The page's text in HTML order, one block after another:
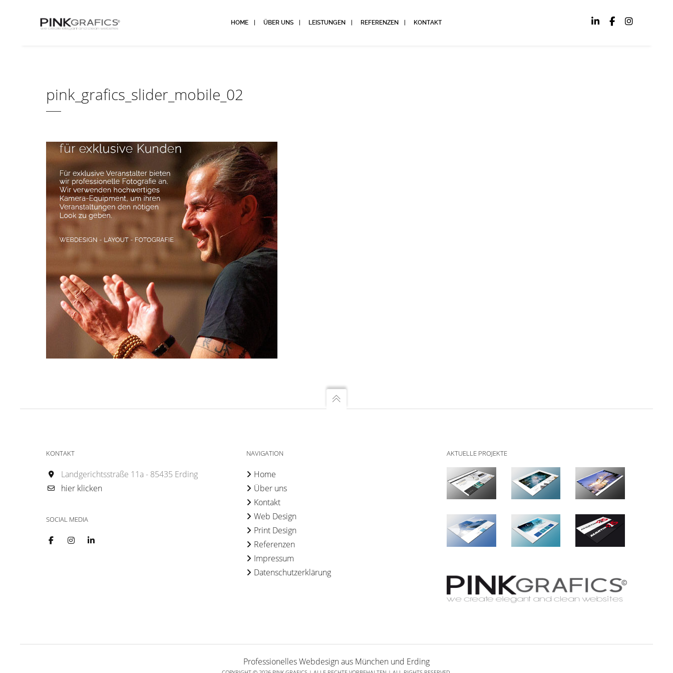
HOME ÜBER UNS LEISTUNGEN REFERENZEN KONTAKT
pink_grafics_slider_mobile_02
KONTAKT
Landgerichtsstraße 11a - 85435 Erding
hier klicken
SOCIAL MEDIA
NAVIGATION
Home
Über uns
Kontakt
Web Design
Print Design
Referenzen
Impressum
Datenschutzerklärung
AKTUELLE PROJEKTE
Professionelles Webdesign aus München und Erding